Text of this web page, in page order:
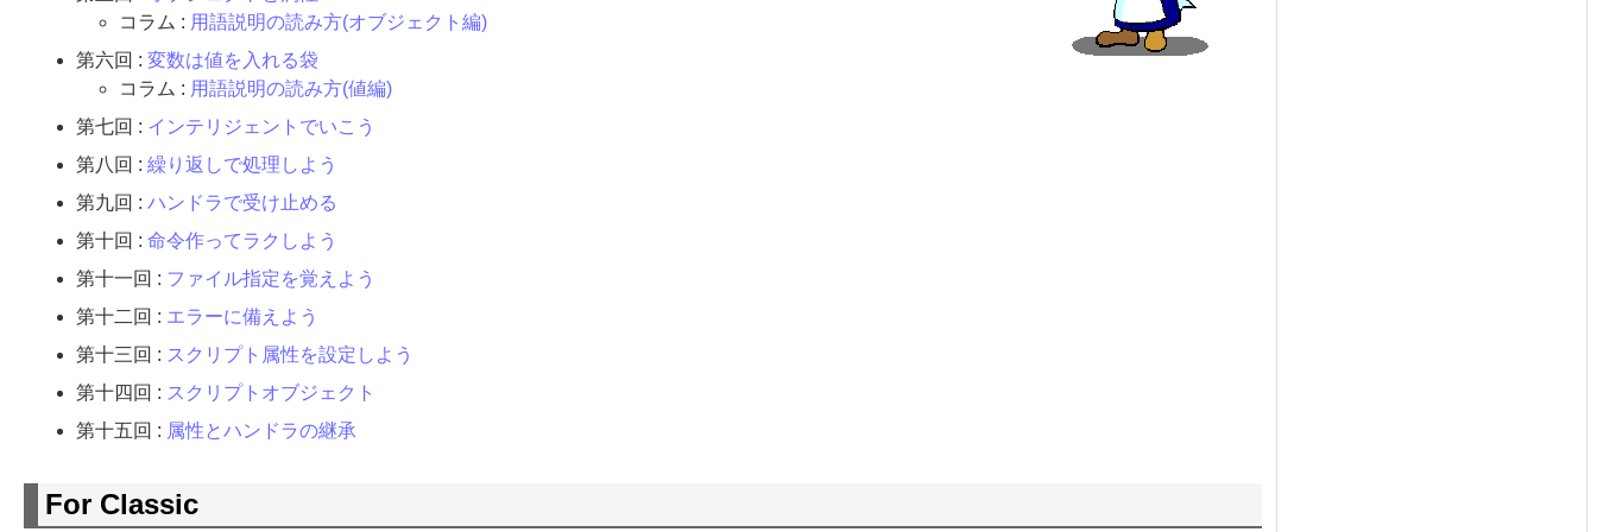
コラム : 用語説明の読み方(オブジェクト編)
第六回 : 変数は値を入れる袋
コラム : 用語説明の読み方(値編)
第七回 : インテリジェントでいこう
第八回 : 繰り返しで処理しよう
第九回 : ハンドラで受け止める
第十回 : 命令作ってラクしよう
第十一回 : ファイル指定を覚えよう
第十二回 : エラーに備えよう
第十三回 : スクリプト属性を設定しよう
第十四回 : スクリプトオブジェクト
第十五回 : 属性とハンドラの継承
For Classic